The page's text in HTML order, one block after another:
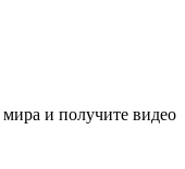
и получите видео